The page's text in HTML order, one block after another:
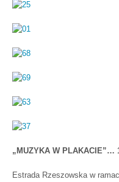
„MUZYKA W PLAKACIE”…
Estrada Rzeszowska w